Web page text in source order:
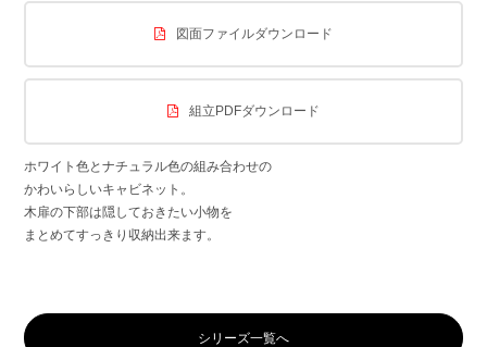
図面ファイルダウンロード
組立PDFダウンロード
ホワイト色とナチュラル色の組み合わせの
かわいらしいキャビネット。
木扉の下部は隠しておきたい小物を
まとめてすっきり収納出来ます。
シリーズ一覧へ